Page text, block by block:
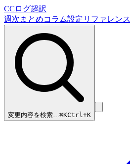
CCログ超訳
週次まとめコラム設定リファレンス
変更内容を検索…⌘KCtrl+K